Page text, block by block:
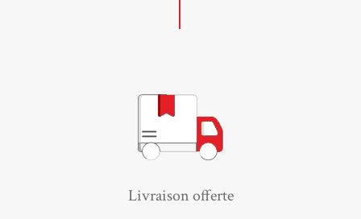
Livraison offerte